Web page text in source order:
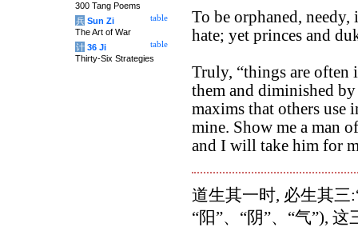
To be orphaned,
hate; yet princes and
Truly, “things are often
them and diminished
maxims that others
mine. Show me a man
and I will take him for
道生其一时, 必生其三
“阳”、“阴”、“气”),
300 Tang Poems
table
兵 Sun Zi
The Art of War
table
计 36 Ji
Thirty-Six Strategies